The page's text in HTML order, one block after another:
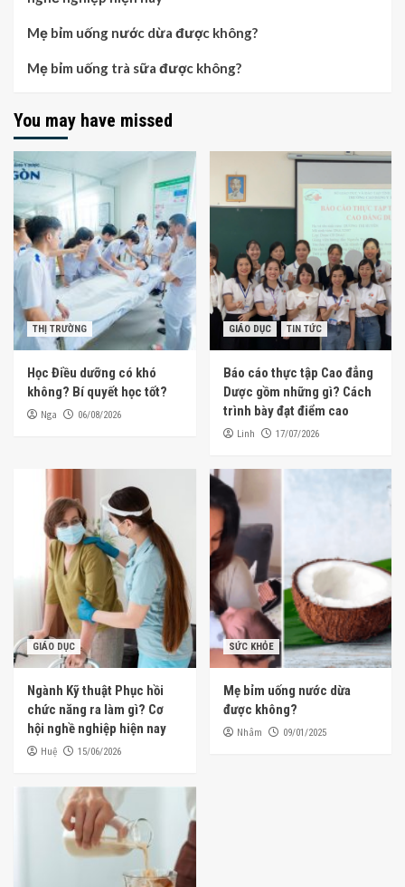
Mẹ bỉm uống nước dừa được không?
Mẹ bỉm uống trà sữa được không?
You may have missed
THỊ TRƯỜNG
Học Điều dưỡng có khó
không? Bí quyết học tốt?
Nga 06/08/2026
GIÁO DỤC TIN TỨC
Báo cáo thực tập Cao đẳng
Dược gồm những gì? Cách
trình bày đạt điểm cao
Linh 17/07/2026
GIÁO DỤC
Ngành Kỹ thuật Phục hồi
chức năng ra làm gì? Cơ
hội nghề nghiệp hiện nay
Huệ 15/06/2026
SỨC KHỎE
Mẹ bỉm uống nước dừa
được không?
Nhâm 09/01/2025